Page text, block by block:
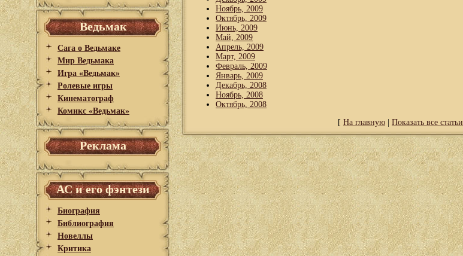
Ведьмак
Сага о Ведьмаке
Мир Ведьмака
Игра «Ведьмак»
Ролевые игры
Кинематограф
Комикс «Ведьмак»
Реклама
АС и его фэнтези
Биография
Библиография
Новеллы
Критика
Ноябрь, 2009
Октябрь, 2009
Июнь, 2009
Май, 2009
Апрель, 2009
Март, 2009
Февраль, 2009
Январь, 2009
Декабрь, 2008
Ноябрь, 2008
Октябрь, 2008
[ На главную Показать все статьи